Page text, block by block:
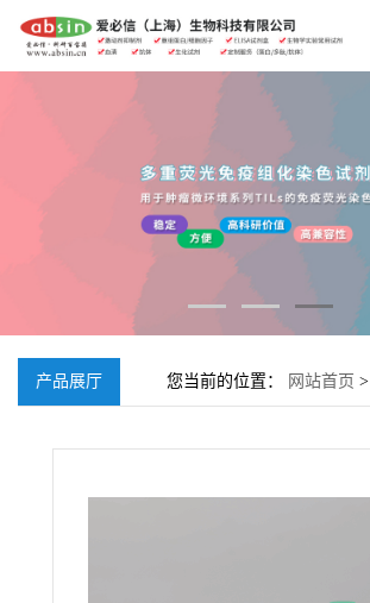
产品展厅 您当前的位置： 网站首页 >